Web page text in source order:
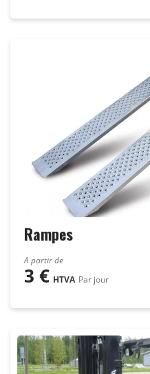
Rampes
A partir de
3 € HTVA Par jour